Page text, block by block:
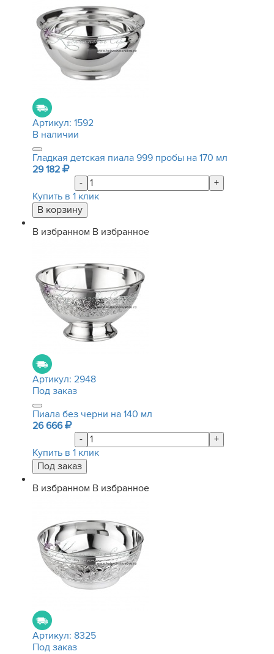
Артикул: 1592
В наличии
Гладкая детская пиала 999 пробы на 170 мл
29 182
-
+
Купить в 1 клик
В избранном В избранное
Артикул: 2948
Под заказ
Пиала без черни на 140 мл
26 666
-
+
Купить в 1 клик
В избранном В избранное
Артикул: 8325
Под заказ